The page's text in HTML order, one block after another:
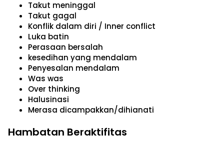
Takut meninggal
Takut gagal
Konflik dalam diri / Inner conflict
Luka batin
Perasaan bersalah
kesedihan yang mendalam
Penyesalan mendalam
Was was
Over thinking
Halusinasi
Merasa dicampakkan/dihianati
Hambatan Beraktifitas